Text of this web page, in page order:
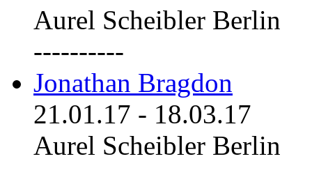
Aurel Scheibler Berlin
----------
Jonathan Bragdon
21.01.17 - 18.03.17
Aurel Scheibler Berlin